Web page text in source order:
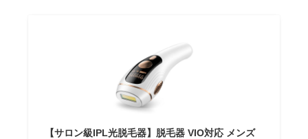
【サロン級IPL光脱毛器】脱毛器 VIO対応 メンズ